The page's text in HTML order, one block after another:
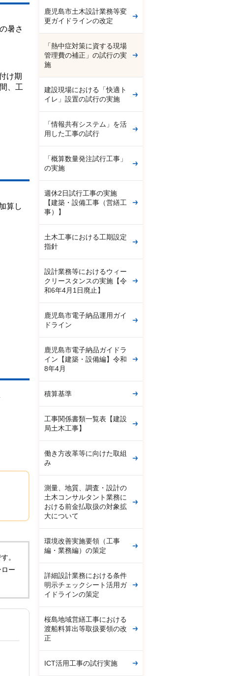
暑さ
け期
、工
算し
。
ー
鹿児島市土木設計業務等変
更ガイドラインの改定
「熱中症対策に資する現場
管理費の補正」の試行の実
施
建設現場における「快適ト
イレ」設置の試行の実施
「情報共有システム」を活
用した工事の試行
「概算数量発注試行工事」
の実施
週休2日試行工事の実施
【建築・設備工事（営繕工
事）】
土木工事における工期設定
指針
設計業務等におけるウィー
クリースタンスの実施【令
和6年4月1日廃止】
鹿児島市電子納品運用ガイ
ドライン
鹿児島市電子納品ガイドラ
イン【建築・設備編】令和
8年4月
積算基準
工事関係書類一覧表【建設
局土木工事】
働き方改革等に向けた取組
み
測量、地質、調査・設計の
土木コンサルタント業務に
おける前金払取扱の対象拡
大について
環境改善実施要領（工事
編・業務編）の策定
詳細設計業務における条件
明示チェックシート活用ガ
イドラインの策定
桜島地域営繕工事における
渡船料算出等取扱要領の改
正
ICT活用工事の試行実施